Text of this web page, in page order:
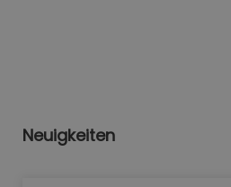
Neuigkeiten